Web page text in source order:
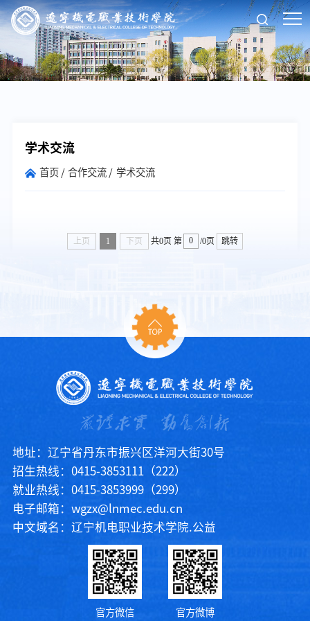
学术交流
首页 合作交流 学术交流
上页 1 下页 共0页 第 /0页 跳转
地址：辽宁省丹东市振兴区洋河大街30号
招生热线：0415-3853111（222）
就业热线：0415-3853999（299）
电子邮箱：wgzx@lnmec.edu.cn
中文域名：辽宁机电职业技术学院.公益
官方微信 官方微博